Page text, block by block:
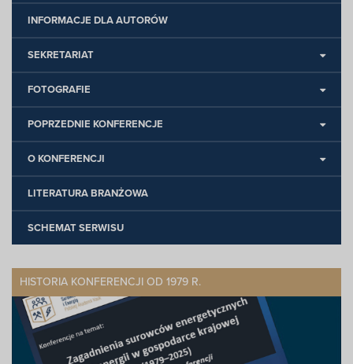
INFORMACJE DLA AUTORÓW
SEKRETARIAT
FOTOGRAFIE
POPRZEDNIE KONFERENCJE
O KONFERENCJI
LITERATURA BRANŻOWA
SCHEMAT SERWISU
HISTORIA KONFERENCJI OD 1979 R.